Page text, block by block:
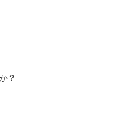
？